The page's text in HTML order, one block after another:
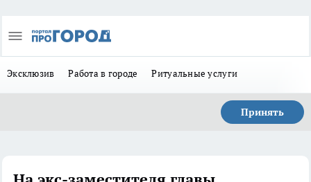
Эксклюзив Работа в городе Ритуальные услуги
Принять